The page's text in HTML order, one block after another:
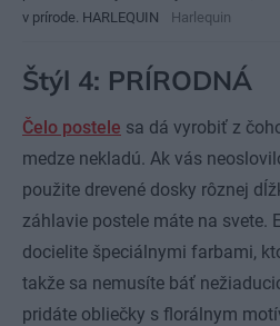
v prírode. HARLEQUIN
Harlequin
Štýl 4: PRÍRODNÁ
Čelo postele sa dá vyrobiť z
medze nekladú. Ak vás
použite drevené dosky rôznej
záhlavie postele máte na svete.
docielite špeciálnymi farbami,
takže sa nemusíte báť
pridáte obliečky s florálnym